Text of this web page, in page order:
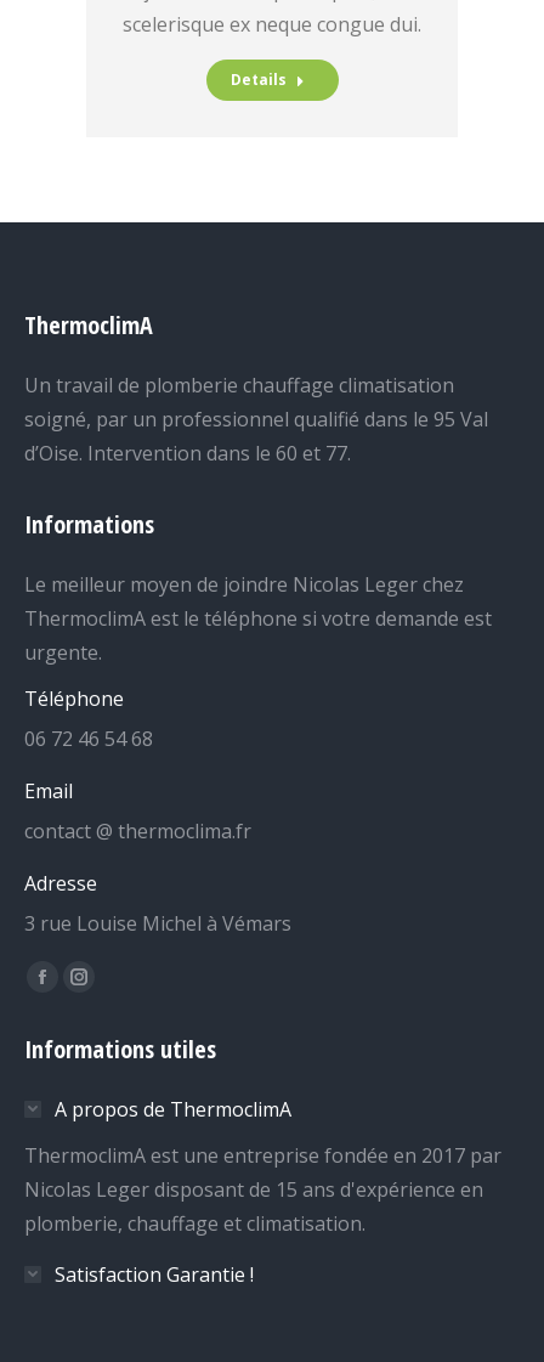
scelerisque ex neque congue dui.
Details
ThermoclimA
Un travail de plomberie chauffage climatisation
soigné, par un professionnel qualifié dans le 95 Val
d’Oise. Intervention dans le 60 et 77.
Informations
Le meilleur moyen de joindre Nicolas Leger chez
ThermoclimA est le téléphone si votre demande est
urgente.
Téléphone
06 72 46 54 68
Email
contact @ thermoclima.fr
Adresse
3 rue Louise Michel à Vémars
Trouvez nous sur :
La
Facebook
dans
une
nouvelle
fenêtre
La
Instagram
dans
une
nouvelle
fenêtre
Informations utiles
A propos de ThermoclimA
ThermoclimA est une entreprise fondée en 2017 par
Nicolas Leger disposant de 15 ans d'expérience en
plomberie, chauffage et climatisation.
Satisfaction Garantie !